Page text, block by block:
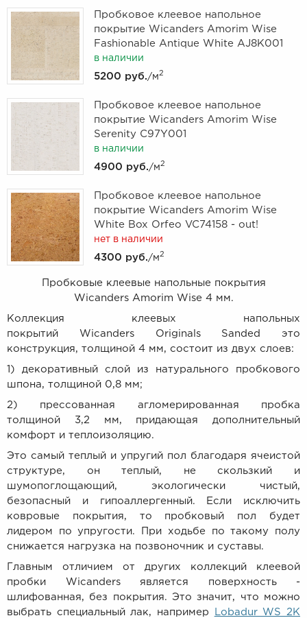
Пробковое клеевое напольное
покрытие Wicanders Amorim Wise
Fashionable Antique White AJ8K001
в наличии
5200 руб./м2
Пробковое клеевое напольное
покрытие Wicanders Amorim Wise
Serenity C97Y001
в наличии
4900 руб./м2
Пробковое клеевое напольное
покрытие Wicanders Amorim Wise
White Box Orfeo VC74158 - out!
нет в наличии
4300 руб./м2
Пробковые клеевые напольные покрытия
Wicanders Amorim Wise 4 мм.
Коллекция клеевых напольных
покрытий Wicanders Originals Sanded это
конструкция, толщиной 4 мм, состоит из двух слоев:
1) декоративный слой из натурального пробкового
шпона, толщиной 0,8 мм;
2) прессованная агломерированная пробка
толщиной 3,2 мм, придающая дополнительный
комфорт и теплоизоляцию.
Это самый теплый и упругий пол благодаря ячеистой
структуре, он теплый, не скользкий и
шумопоглощающий, экологически чистый,
безопасный и гипоаллергенный. Если исключить
ковровые покрытия, то пробковый пол будет
лидером по упругости. При ходьбе по такому полу
снижается нагрузка на позвоночник и суставы.
Главным отличием от других коллекций клеевой
пробки Wicanders является поверхность -
шлифованная, без покрытия. Это значит, что можно
выбрать специальный лак, например
Lobadur WS 2K